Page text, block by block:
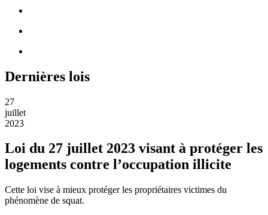
Dernières lois
27
juillet
2023
Loi du 27 juillet 2023 visant à protéger les
logements contre l’occupation illicite
Cette loi vise à mieux protéger les propriétaires victimes du
phénomène de squat.